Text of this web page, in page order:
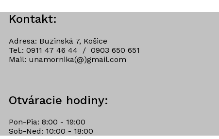
Kontakt:
Adresa: Buzinská 7, Košice
Tel.: 0911 47 46 44 / 0903 650 651
Mail: unamornika(@)gmail.com
Otváracie hodiny:
Pon-Pia: 8:00 - 19:00
Sob-Ned: 10:00 - 18:00